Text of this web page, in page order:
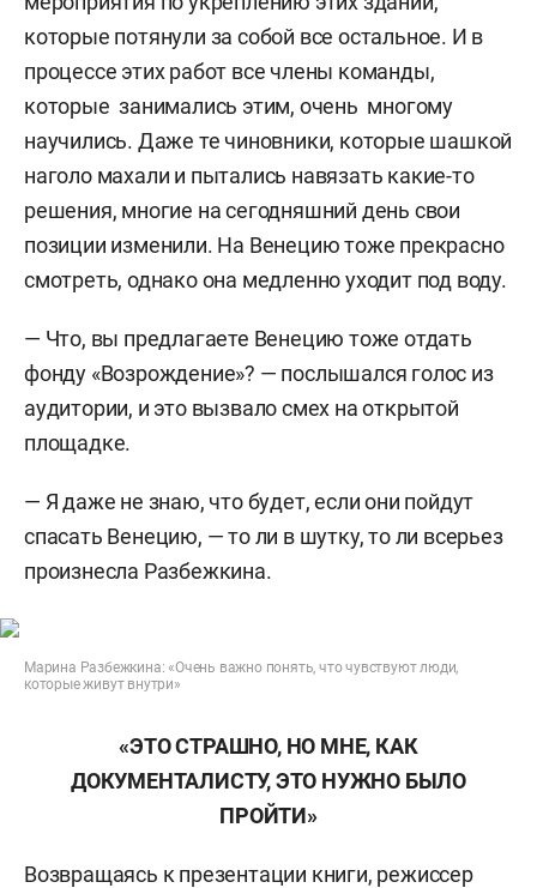
которые потянули за собой все остальное. И в
процессе этих работ все члены команды,
которые занимались этим, очень многому
научились. Даже те чиновники, которые шашкой
наголо махали и пытались навязать какие-то
решения, многие на сегодняшний день свои
позиции изменили. На Венецию тоже прекрасно
смотреть, однако она медленно уходит под воду.
— Что, вы предлагаете Венецию тоже отдать
фонду «Возрождение»? — послышался голос из
аудитории, и это вызвало смех на открытой
площадке.
— Я даже не знаю, что будет, если они пойдут
спасать Венецию, — то ли в шутку, то ли всерьез
произнесла Разбежкина.
Марина Разбежкина: «Очень важно понять, что чувствуют люди,
которые живут внутри»
«ЭТО СТРАШНО, НО МНЕ, КАК
ДОКУМЕНТАЛИСТУ, ЭТО НУЖНО БЫЛО
ПРОЙТИ»
Возвращаясь к презентации книги, режиссер